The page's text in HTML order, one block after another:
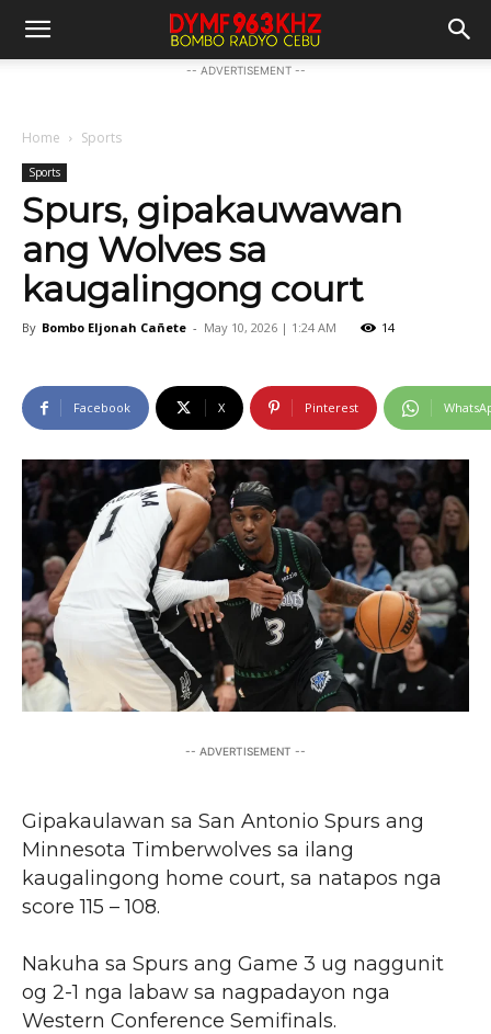
-- ADVERTISEMENT --
Home Sports
Sports
Spurs, gipakauwawan
ang Wolves sa
kaugalingong court
By Bombo Eljonah Cañete - May 10, 2026 | 1:24 AM 14
Facebook X Pinterest
-- ADVERTISEMENT --
Gipakaulawan sa San Antonio Spurs ang
Minnesota Timberwolves sa ilang
kaugalingong home court, sa natapos nga
score 115 – 108.
Nakuha sa Spurs ang Game 3 ug naggunit
og 2-1 nga labaw sa nagpadayon nga
Western Conference Semifinals.